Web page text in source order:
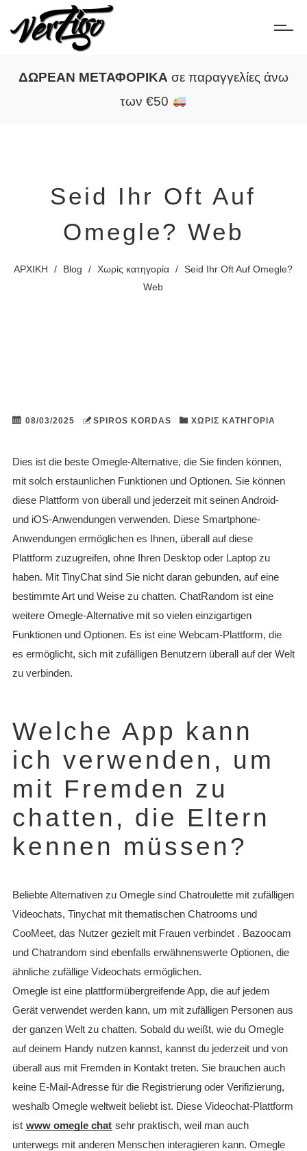
ΔΩΡΕΑΝ ΜΕΤΑΦΟΡΙΚΑ σε παραγγελίες άνω
των €50
Seid Ihr Oft Auf
Omegle? Web
ΑΡΧΙΚΗ / Blog / Χωρίς κατηγορία / Seid Ihr Oft Auf Omegle?
Web
08/03/2025 SPIROS KORDAS ΧΩΡΊΣ ΚΑΤΗΓΟΡΊΑ
Dies ist die beste Omegle-Alternative, die Sie finden können,
mit solch erstaunlichen Funktionen und Optionen. Sie können
diese Plattform von überall und jederzeit mit seinen Android-
und iOS-Anwendungen verwenden. Diese Smartphone-
Anwendungen ermöglichen es Ihnen, überall auf diese
Plattform zuzugreifen, ohne Ihren Desktop oder Laptop zu
haben. Mit TinyChat sind Sie nicht daran gebunden, auf eine
bestimmte Art und Weise zu chatten. ChatRandom ist eine
weitere Omegle-Alternative mit so vielen einzigartigen
Funktionen und Optionen. Es ist eine Webcam-Plattform, die
es ermöglicht, sich mit zufälligen Benutzern überall auf der Welt
zu verbinden.
Welche App kann
ich verwenden, um
mit Fremden zu
chatten, die Eltern
kennen müssen?
Beliebte Alternativen zu Omegle sind Chatroulette mit zufälligen
Videochats, Tinychat mit thematischen Chatrooms und
CooMeet, das Nutzer gezielt mit Frauen verbindet . Bazoocam
und Chatrandom sind ebenfalls erwähnenswerte Optionen, die
ähnliche zufällige Videochats ermöglichen.
Omegle ist eine plattformübergreifende App, die auf jedem
Gerät verwendet werden kann, um mit zufälligen Personen aus
der ganzen Welt zu chatten. Sobald du weißt, wie du Omegle
auf deinem Handy nutzen kannst, kannst du jederzeit und von
überall aus mit Fremden in Kontakt treten. Sie brauchen auch
keine E-Mail-Adresse für die Registrierung oder Verifizierung,
weshalb Omegle weltweit beliebt ist. Diese Videochat-Plattform
ist www omegle chat sehr praktisch, weil man auch
unterwegs mit anderen Menschen interagieren kann. Omegle